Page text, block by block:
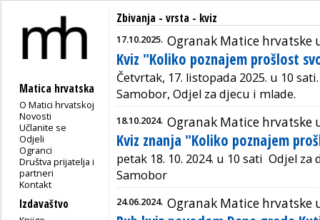
Matica hrvatska
O Matici hrvatskoj
Novosti
Učlanite se
Odjeli
Ogranci
Društva prijatelja i
partneri
Kontakt
Izdavaštvo
Zbivanja - vrsta - kviz
17.10.2025. Ogranak Matice hrvatske
Kviz "Koliko poznajem prošlost
Četvrtak, 17. listopada 2025. u 10
Samobor, Odjel za djecu i mlade.
18.10.2024. Ogranak Matice hrvatske
Kviz znanja "Koliko poznajem
petak 18. 10. 2024. u 10 sati Odjel za
Samobor
24.06.2024. Ogranak Matice hrvatske